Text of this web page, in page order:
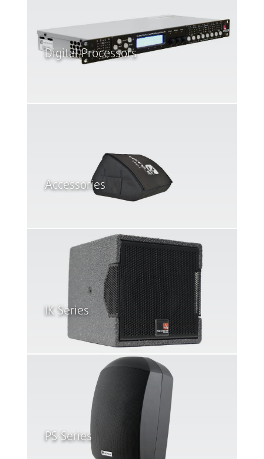
Digital Processors
Accessories
IK Series
PS Series